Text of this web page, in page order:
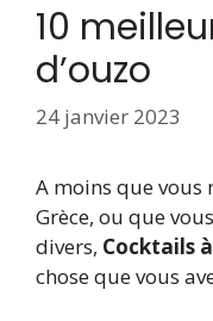
10
d’ouzo
24 janvier 2023
A moins que vous
Grèce, ou que
divers, Cocktails
chose que vous